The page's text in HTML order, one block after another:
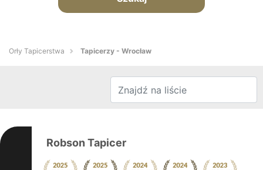
Orły Tapicerstwa Tapicerzy - Wrocław
Robson Tapicer